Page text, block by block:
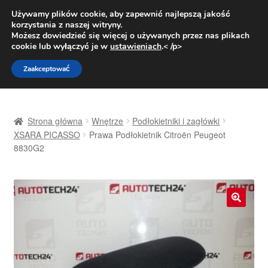
DOSTAWA od 31 zł
Pn.-pt. 9:00-16:00800 003 167
Przejdź
do
nawigacji
Przejdź
do
treści
Dostawa
Kontakt
O nas
Strona główna Wnętrze
Podłokietniki i zagłówki
XSARA PICASSO
Prawa Podłokietnik Citroën Peugeot
8830G2
Używamy plików cookie, aby zapewnić najlepszą jakość
korzystania z naszej witryny.
Możesz dowiedzieć się więcej o używanych przez nas plikach
cookie lub wyłączyć je w ustawieniach.< /p>
Zaakceptować